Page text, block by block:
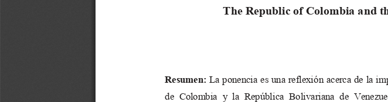
The Republic of Colombia and
Resumen: La ponencia es una reflexión acerca de la
de  Colombia  y  la  República  Bolivariana  de